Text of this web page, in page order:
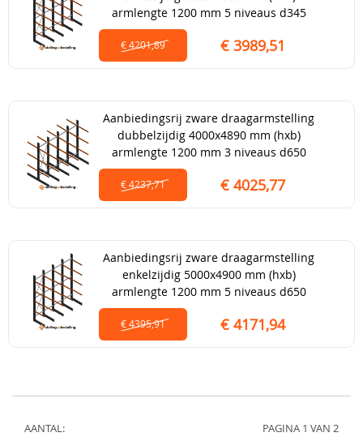
armlengte 1200 mm 5 niveaus d345
€ 4201,89 € 3989,51
Aanbiedingsrij zware draagarmstelling
dubbelzijdig 4000x4890 mm (hxb)
armlengte 1200 mm 3 niveaus d650
€ 4237,71 € 4025,77
Aanbiedingsrij zware draagarmstelling
enkelzijdig 5000x4900 mm (hxb)
armlengte 1200 mm 5 niveaus d650
€ 4395,91 € 4171,94
AANTAL: PAGINA 1 VAN 2